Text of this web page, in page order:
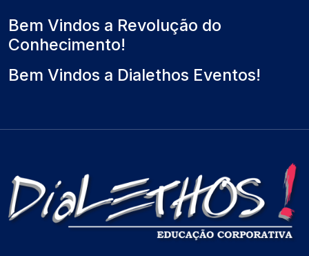
Bem Vindos a Revolução do
Conhecimento!
Bem Vindos a Dialethos Eventos!